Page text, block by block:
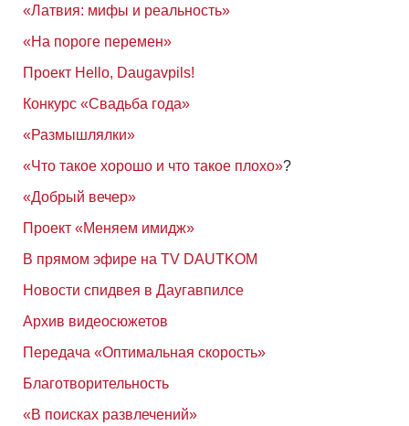
«Латвия: мифы и реальность»
«На пороге перемен»
Проект Hello, Daugavpils!
Конкурс «Свадьба года»
«Размышлялки»
«Что такое хорошо и что такое плохо»?
«Добрый вечер»
Проект «Меняем имидж»
В прямом эфире на TV DAUTKOM
Новости спидвея в Даугавпилсе
Архив видеосюжетов
Передача «Оптимальная скорость»
Благотворительность
«В поисках развлечений»